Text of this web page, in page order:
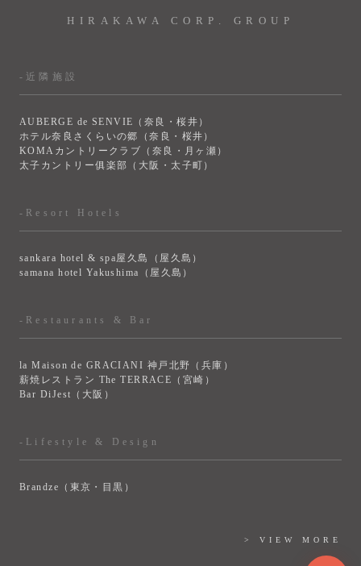
HIRAKAWA CORP. GROUP
-近隣施設
AUBERGE de SENVIE（奈良・桜井）
ホテル奈良さくらいの郷（奈良・桜井）
KOMAカントリークラブ（奈良・月ヶ瀬）
太子カントリー俱楽部（大阪・太子町）
-Resort Hotels
sankara hotel & spa屋久島（屋久島）
samana hotel Yakushima（屋久島）
-Restaurants & Bar
la Maison de GRACIANI 神戸北野（兵庫）
薪焼レストラン The TERRACE（宮崎）
Bar DiJest（大阪）
-Lifestyle & Design
Brandze（東京・目黒）
> VIEW MORE